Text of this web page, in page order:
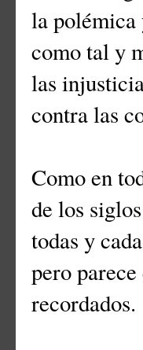
la polémica
como tal y
las
contra las
Como en
de los
todas y
pero
recordados.